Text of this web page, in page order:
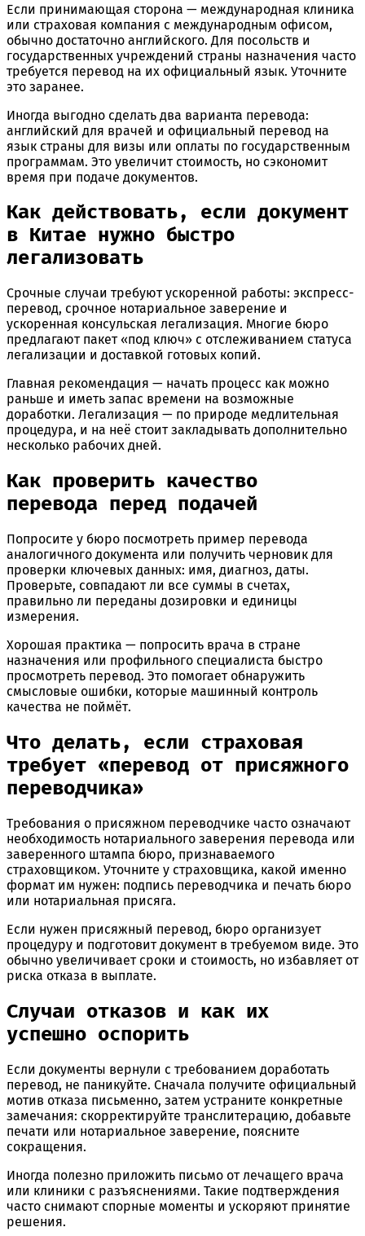
Если принимающая сторона — международная клиника
или страховая компания с международным офисом,
обычно достаточно английского. Для посольств и
государственных учреждений страны назначения часто
требуется перевод на их официальный язык. Уточните
это заранее.
Иногда выгодно сделать два варианта перевода:
английский для врачей и официальный перевод на
язык страны для визы или оплаты по государственным
программам. Это увеличит стоимость, но сэкономит
время при подаче документов.
Как действовать, если документ
в Китае нужно быстро
легализовать
Срочные случаи требуют ускоренной работы: экспресс-
перевод, срочное нотариальное заверение и
ускоренная консульская легализация. Многие бюро
предлагают пакет «под ключ» с отслеживанием статуса
легализации и доставкой готовых копий.
Главная рекомендация — начать процесс как можно
раньше и иметь запас времени на возможные
доработки. Легализация — по природе медлительная
процедура, и на неё стоит закладывать дополнительно
несколько рабочих дней.
Как проверить качество
перевода перед подачей
Попросите у бюро посмотреть пример перевода
аналогичного документа или получить черновик для
проверки ключевых данных: имя, диагноз, даты.
Проверьте, совпадают ли все суммы в счетах,
правильно ли переданы дозировки и единицы
измерения.
Хорошая практика — попросить врача в стране
назначения или профильного специалиста быстро
просмотреть перевод. Это помогает обнаружить
смысловые ошибки, которые машинный контроль
качества не поймёт.
Что делать, если страховая
требует «перевод от присяжного
переводчика»
Требования о присяжном переводчике часто означают
необходимость нотариального заверения перевода или
заверенного штампа бюро, признаваемого
страховщиком. Уточните у страховщика, какой именно
формат им нужен: подпись переводчика и печать бюро
или нотариальная присяга.
Если нужен присяжный перевод, бюро организует
процедуру и подготовит документ в требуемом виде. Это
обычно увеличивает сроки и стоимость, но избавляет от
риска отказа в выплате.
Случаи отказов и как их
успешно оспорить
Если документы вернули с требованием доработать
перевод, не паникуйте. Сначала получите официальный
мотив отказа письменно, затем устраните конкретные
замечания: скорректируйте транслитерацию, добавьте
печати или нотариальное заверение, поясните
сокращения.
Иногда полезно приложить письмо от лечащего врача
или клиники с разъяснениями. Такие подтверждения
часто снимают спорные моменты и ускоряют принятие
решения.